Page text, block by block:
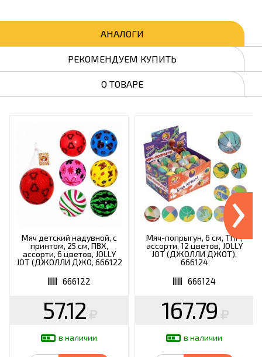
АНАЛОГИ
РЕКОМЕНДУЕМ КУПИТЬ
О ТОВАРЕ
Мяч детский надувной, с
принтом, 25 см, ПВХ,
ассорти, 6 цветов, JOLLY
JOT (ДЖОЛЛИ ДЖО, 666122
666122
57.12
в наличии
Мяч-попрыгун, 6 см, ТПР,
ассорти, 12 цветов, JOLLY
JOT (ДЖОЛЛИ ДЖОТ),
666124
666124
167.79
в наличии
›